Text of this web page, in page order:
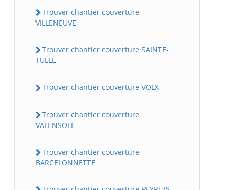
Trouver chantier couverture
VILLENEUVE
Trouver chantier couverture SAINTE-
TULLE
Trouver chantier couverture VOLX
Trouver chantier couverture
VALENSOLE
Trouver chantier couverture
BARCELONNETTE